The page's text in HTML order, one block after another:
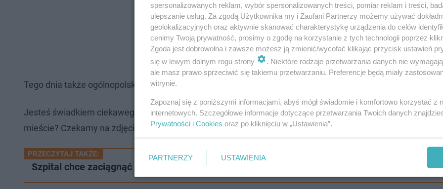
Tego dnia także ogólnopolska infolinia (
Jesteś świadkiem ciekawego zdarzenia w waszej okolicy? A może chcesz poinformować o trudnej
mieście? Czekamy na zdjęcia, filmy i gorące newsy! Piszcie do nas na:[email protected]
PRZECZYTAJ TAKŻE:
Szpital chce zaciągnąć kolejny kredyt. Chodzi o 100 milionów złotych
spersonalizowanych reklam, wybór spersonalizowanych treści, pomiar reklam i treści,
ulepszanie usług. Za zgodą Użytkownika my i Zaufani Partnerzy możemy używać
geolokalizacyjnych oraz aktywnie skanować charakterystykę urządzenia do celów
cenimy Twoją prywatność, prosimy o zgodę na korzystanie z tych technologii poprzez
Zgoda jest dobrowolna i zawsze możesz ją zmienić/wycofać klikając przycisk ustawień
się w lewym dolnym rogu strony
. Niektóre rodzaje przetwarzania danych nie
ale masz prawo sprzeciwić się takiemu przetwarzaniu. Preferencje będą miały
witrynie.
Zapoznaj się z poniższymi informacjami, abyś mógł świadomie i komfortowo korzystać z
internetowych. Szczegółowe informacje dotyczące przetwarzania Twoich danych
Prywatności i Cookies oraz po kliknięciu w „Ustawienia”.
PARTNERZY USTAWIENIA